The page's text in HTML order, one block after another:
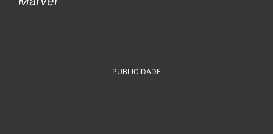
PUBLICIDADE